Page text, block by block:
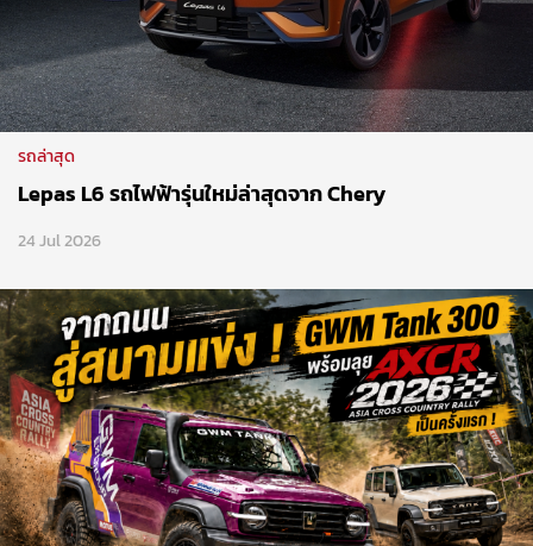
รถล่าสุด
Lepas L6 รถไฟฟ้ารุ่นใหม่ล่าสุดจาก Chery
24 Jul 2026